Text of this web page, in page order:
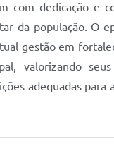
com dedicação e
da população. O
gestão em
valorizando
adequadas para